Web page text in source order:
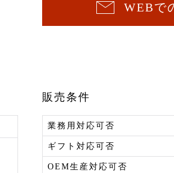
WEBで
販売条件
業務用対応可否
ギフト対応可否
OEM生産対応可否